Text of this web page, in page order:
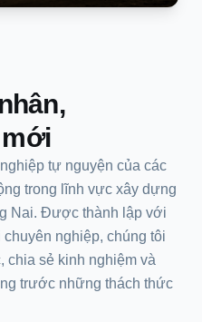
tự nguyện của các
trong lĩnh vực xây dựng
Nai. Được thành lập với
nghiệp, chúng tôi
chia sẻ kinh nghiệm và
trước những thách thức